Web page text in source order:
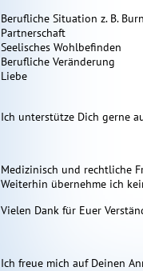
Berufliche Situation z. B.
Partnerschaft
Seelisches Wohlbefinden
Berufliche Veränderung
Liebe
Ich unterstütze Dich gerne
Medizinisch und rechtliche
Weiterhin übernehme ich
Vielen Dank für Euer
Ich freue mich auf Deinen